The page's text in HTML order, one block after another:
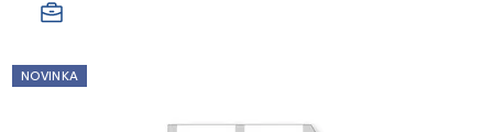
NOVINKA